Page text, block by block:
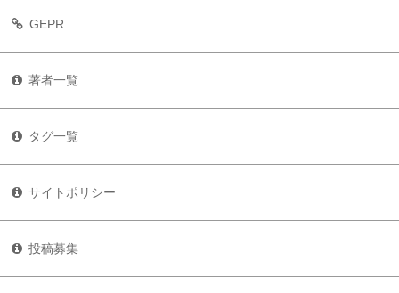
GEPR
著者一覧
タグ一覧
サイトポリシー
投稿募集